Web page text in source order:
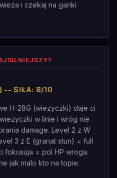
i czekaj na ganki
-- SIŁA: 8/10
H-28G (wiezyczki) daje ci
w linie i wróg nie
damage. Level 2 z W
3 z E (granat stun) = full
fokusuja = pol HP wroga.
jak malo kto na topie.